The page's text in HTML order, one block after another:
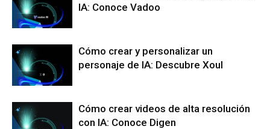
IA: Conoce Vadoo
Cómo crear y personalizar un
personaje de IA: Descubre Xoul
Cómo crear videos de alta resolución
con IA: Conoce Digen